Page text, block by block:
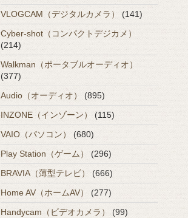
VLOGCAM（デジタルカメラ）
(141)
Cyber-shot（コンパクトデジカメ）
(214)
Walkman（ポータブルオーディオ）
(377)
Audio（オーディオ）
(895)
INZONE（インゾーン）
(115)
VAIO（パソコン）
(680)
Play Station（ゲーム）
(296)
BRAVIA（薄型テレビ）
(666)
Home AV（ホームAV）
(277)
Handycam（ビデオカメラ）
(99)